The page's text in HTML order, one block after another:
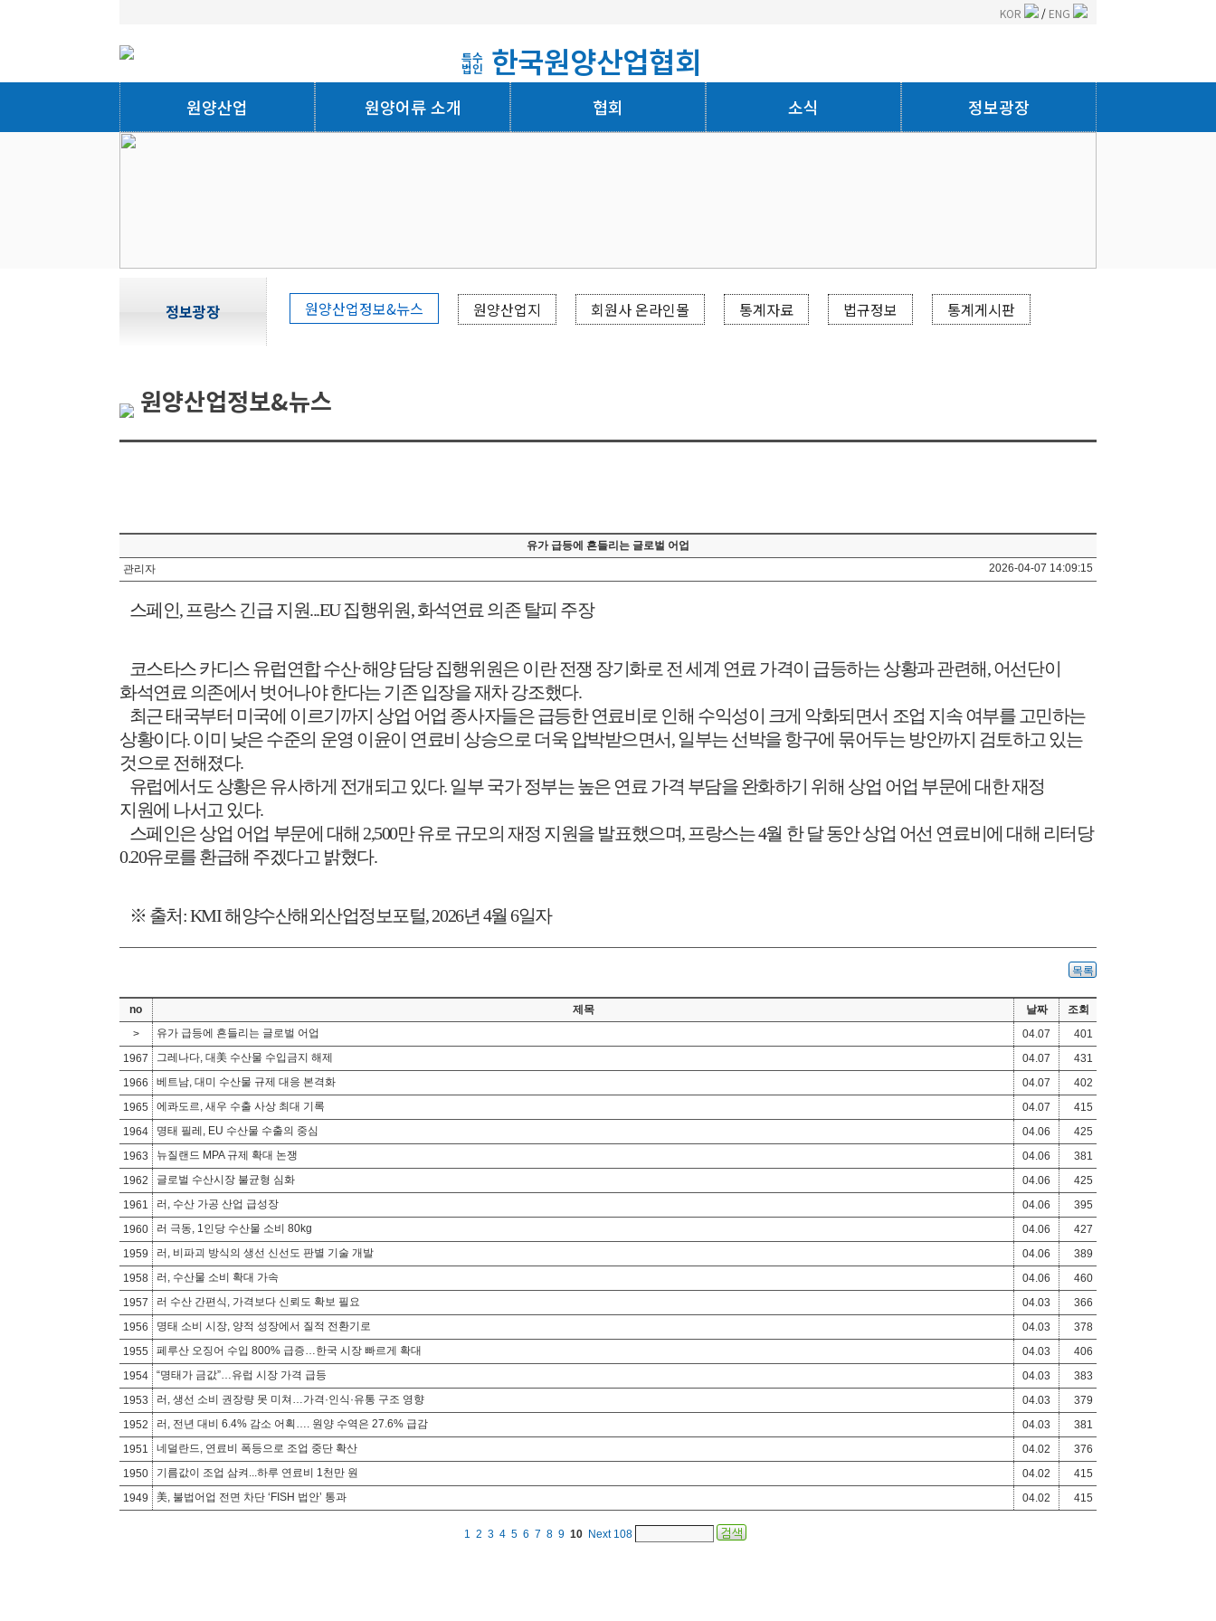
KOR / ENG
특수
법인 한국원양산업협회
원양산업 원양어류 소개 협회 소식 정보광장
정보광장
원양산업정보&뉴스 원양산업지 회원사 온라인몰 통계자료 법규정보 통계게시판
원양산업정보&뉴스
유가 급등에 흔들리는 글로벌 어업
관리자
2026-04-07 14:09:15
스페인, 프랑스 긴급 지원...EU집행위원,화석연료 의존 탈피 주장
코스타스 카디스 유럽연합 수산·해양 담당 집행위원은 이란 전쟁 장기화로 전 세계 연료 가격이 급등하는 상황과 관련해,어선단이
화석연료 의존에서 벗어나야 한다는 기존 입장을 재차 강조했다.
최근 태국부터 미국에 이르기까지 상업 어업 종사자들은 급등한 연료비로 인해 수익성이 크게 악화되면서 조업 지속 여부를 고민하는
상황이다. 이미 낮은 수준의 운영 이윤이 연료비 상승으로 더욱 압박받으면서,일부는 선박을 항구에 묶어두는 방안까지 검토하고 있는
것으로 전해졌다.
유럽에서도 상황은 유사하게 전개되고 있다.일부 국가 정부는 높은 연료 가격 부담을 완화하기 위해 상업 어업 부문에 대한 재정
지원에 나서고 있다.
스페인은 상업 어업 부문에 대해 2,500만 유로 규모의 재정 지원을 발표했으며, 프랑스는4월 한 달 동안 상업 어선 연료비에 대해 리터당
0.20유로를 환급해 주겠다고 밝혔다.
※ 출처: KMI해양수산해외산업정보포털, 2026년 4월6일자
목록
no 제목 날짜
조회
>
유가 급등에 흔들리는 글로벌 어업 04.07
401
1967
그레나다, 대美 수산물 수입금지 해제 04.07
431
1966
베트남, 대미 수산물 규제 대응 본격화 04.07
402
1965
에콰도르, 새우 수출 사상 최대 기록 04.07
415
1964
명태 필레, EU 수산물 수출의 중심 04.06
425
1963
뉴질랜드 MPA 규제 확대 논쟁 04.06
381
1962
글로벌 수산시장 불균형 심화 04.06
425
1961
러, 수산 가공 산업 급성장 04.06
395
1960
러 극동, 1인당 수산물 소비 80kg 04.06
427
1959
러, 비파괴 방식의 생선 신선도 판별 기술 개발 04.06
389
1958
러, 수산물 소비 확대 가속 04.06
460
1957
러 수산 간편식, 가격보다 신뢰도 확보 필요 04.03
366
1956
명태 소비 시장, 양적 성장에서 질적 전환기로 04.03
378
1955
페루산 오징어 수입 800% 급증…한국 시장 빠르게 확대 04.03
406
1954
“명태가 금값”…유럽 시장 가격 급등 04.03
383
1953
러, 생선 소비 권장량 못 미쳐…가격·인식·유통 구조 영향 04.03
379
1952
러, 전년 대비 6.4% 감소 어획…. 원양 수역은 27.6% 급감 04.03
381
1951
네덜란드, 연료비 폭등으로 조업 중단 확산 04.02
376
1950
기름값이 조업 삼켜...하루 연료비 1천만 원 04.02
415
1949
美, 불법어업 전면 차단 ‘FISH 법안’ 통과 04.02 415
1 2 3 4 5 6 7 8 9 10 Next 108